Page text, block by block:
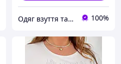
Одяг взуття та аксесуари 100%